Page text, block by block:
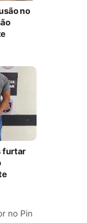
no
furtar